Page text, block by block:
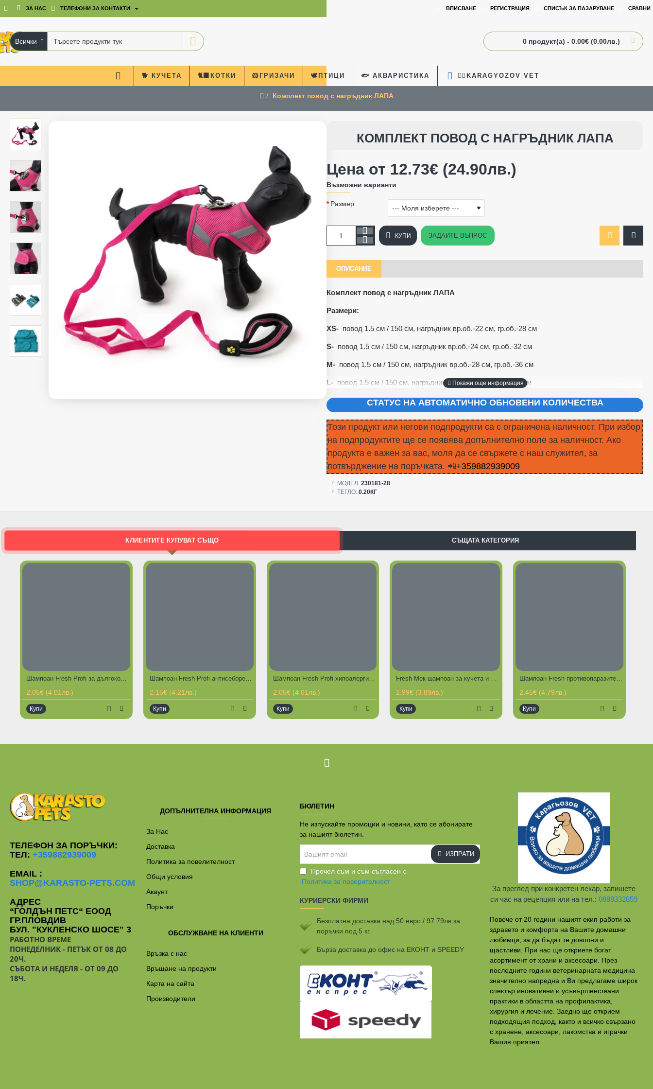
ЗА НАС ТЕЛЕФОНИ ЗА КОНТАКТИ ВПИСВАНЕ РЕГИСТРАЦИЯ СПИСЪК ЗА ПАЗАРУВАНЕ СРАВНИ
Всички
Търсете
продукти
тук
0 продукт(а) - 0.00€ (0.00лв.)
🐕 КУЧЕТА 🐈‍⬛КОТКИ 🐹ГРИЗАЧИ 🕊️ПТИЦИ 🐟 АКВАРИСТИКА 🧑‍⚕️KARAGYOZOV VET
Комплект повод с нагръдник ЛАПА
Ограничена наличност
КОМПЛЕКТ ПОВОД С НАГРЪДНИК ЛАПА
ОПИСАНИЕ
Комплект повод с нагръдник ЛАПА
Размери:
XS- повод 1.5 см / 150 см, нагръдник вр.об.-22 см, гр.об.-28 см
S- повод 1.5 см / 150 см, нагръдник вр.об.-24 см, гр.об.-32 см
M- повод 1.5 см / 150 см, нагръдник вр.об.-28 см, гр.об.-36 см
L- повод 1.5 см / 150 см, нагръдник вр.об.-32 см, гр.об.-40 см
СТАТУС НА АВТОМАТИЧНО ОБНОВЕНИ КОЛИЧЕСТВА
Този продукт или негови подпродукти са с ограничена наличност. При избор
на подпродуктите ще се появява допълнително поле за наличност. Ако
продукта е важен за вас, моля да се свържете с наш служител, за
потвърджение на поръчката. 📲+359882939009
МОДЕЛ: 230181-28
ТЕГЛО: 0.20КГ
Цена от 12.73€ (24.90лв.)
Възможни варианти
Размер
КУПИ ЗАДАЙТЕ ВЪПРОС
КЛИЕНТИТЕ КУПУВАТ СЪЩО СЪЩАТА КАТЕГОРИЯ
2.05€ (4.01лв.)
Купи
Шампоан Fresh Profi антисебореен за кучета и котки 200 мл
2.15€ (4.21лв.)
Купи
Шампоан Fresh Profi хипоалергичен за кучета и котки 200 мл
2.05€ (4.01лв.)
Купи
ГОРЕЩИ ПРЕДЛОЖЕНИЯ
1.99€ (3.89лв.)
Купи
ГОРЕЩИ ПРЕДЛОЖЕНИЯ
2.45€ (4.79лв.)
Купи
ТЕЛЕФОН ЗА ПОРЪЧКИ:
ТЕЛ: +359882939009
EMAIL :
SHOP@KARASTO-PETS.COM
АДРЕС
“ГОЛДЪН ПЕТС“ ЕООД
ГР.ПЛОВДИВ
БУЛ. "КУКЛЕНСКО ШОСЕ" 3
РАБОТНО ВРЕМЕ
ПОНЕДЕЛНИК - ПЕТЪК ОТ 08 ДО
20Ч.
СЪБОТА И НЕДЕЛЯ - ОТ 09 ДО
18Ч.
ДОПЪЛНИТЕЛНА ИНФОРМАЦИЯ
За Нас
Доставка
Политика за повелителност
Общи условия
Акаунт
Поръчки
ОБСЛУЖВАНЕ НА КЛИЕНТИ
Връзка с нас
Връщане на продукти
Карта на сайта
Производители
БЮЛЕТИН
Не изпускайте промоции и новини, като се абонирате
за нашият бюлетин.
email
ИЗПРАТИ
Прочел съм и съм съгласен с
Политика за поверителност
КУРИЕРСКИ ФИРМИ
Безплатна доставка над 50 евро / 97.79лв за
поръчки под 5 кг.
Бързa доставка до офис на ЕКОНТ и SPEEDY
За преглед при конкретен лекар, запишете
си час на рецепция или на тел.:0888332859
Повече от 20 години нашият екип работи за
здравето и комфорта на Вашите домашни
любимци, за да бъдат те доволни и
щастливи. При нас ще откриете богат
асортимент от храни и аксесоари. През
последните години ветеринарната медицина
значително напредна и Ви предлагаме широк
спектър иновативни и усъвършенствани
практики в областта на профилактикa,
хирургия и лечение. Заедно ще открием
подходящия подход, както и всичко свързано
с хранене, аксесоари, лакомства и играчки
Вашия приятел.